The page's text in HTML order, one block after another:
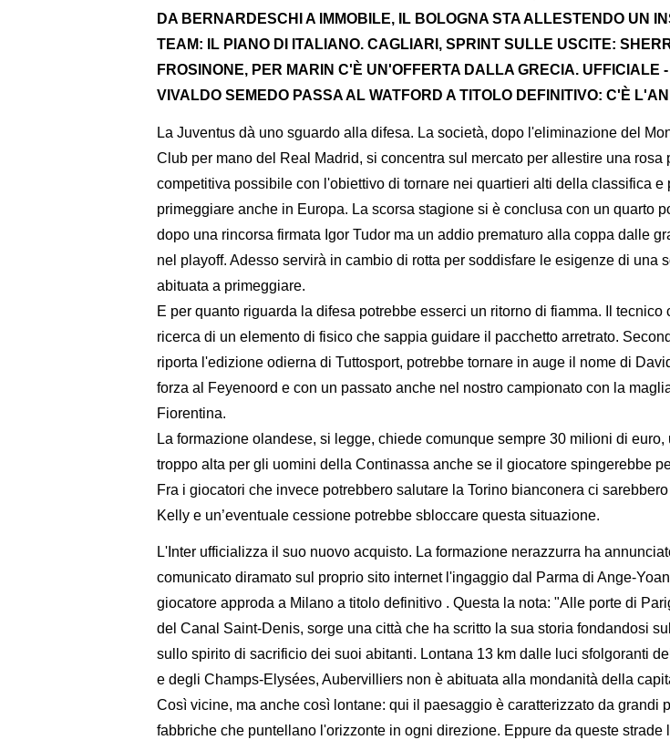
DA BERNARDESCHI A IMMOBILE, IL BOLOGNA STA ALLESTENDO UN
TEAM: IL PIANO DI ITALIANO. CAGLIARI, SPRINT SULLE USCITE:
FROSINONE, PER MARIN C'È UN'OFFERTA DALLA GRECIA. UFFICIALE
VIVALDO SEMEDO PASSA AL WATFORD A TITOLO DEFINITIVO: C'È
La Juventus dà uno sguardo alla difesa. La società, dopo l'eliminazione del
Club per mano del Real Madrid, si concentra sul mercato per allestire una rosa
competitiva possibile con l'obiettivo di tornare nei quartieri alti della classifica e
primeggiare anche in Europa. La scorsa stagione si è conclusa con un quarto
dopo una rincorsa firmata Igor Tudor ma un addio prematuro alla coppa dalle
nel playoff. Adesso servirà in cambio di rotta per soddisfare le esigenze di una
abituata a primeggiare.
E per quanto riguarda la difesa potrebbe esserci un ritorno di fiamma. Il tecnico
ricerca di un elemento di fisico che sappia guidare il pacchetto arretrato.
riporta l'edizione odierna di Tuttosport, potrebbe tornare in auge il nome di
forza al Feyenoord e con un passato anche nel nostro campionato con la
Fiorentina.
La formazione olandese, si legge, chiede comunque sempre 30 milioni di euro,
troppo alta per gli uomini della Continassa anche se il giocatore spingerebbe
Fra i giocatori che invece potrebbero salutare la Torino bianconera ci
Kelly e un’eventuale cessione potrebbe sbloccare questa situazione.
L'Inter ufficializza il suo nuovo acquisto. La formazione nerazzurra ha
comunicato diramato sul proprio sito internet l'ingaggio dal Parma di Ange-Yoan
giocatore approda a Milano a titolo definitivo . Questa la nota: "Alle porte di
del Canal Saint-Denis, sorge una città che ha scritto la sua storia fondandosi
sullo spirito di sacrificio dei suoi abitanti. Lontana 13 km dalle luci sfolgoranti
e degli Champs-Elysées, Aubervilliers non è abituata alla mondanità della
Così vicine, ma anche così lontane: qui il paesaggio è caratterizzato da grandi
fabbriche che puntellano l'orizzonte in ogni direzione. Eppure da queste strade